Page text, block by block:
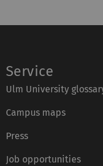
Service
Ulm University
Campus maps
Press
Job opportunities